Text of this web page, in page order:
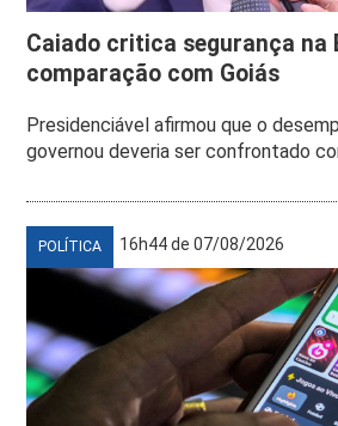
Caiado critica segurança na
comparação com Goiás
Presidenciável afirmou que o
governou deveria ser confrontado
POLÍTICA 16h44 de 07/08/2026